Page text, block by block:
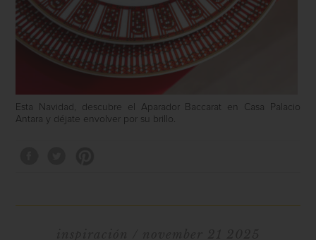
Esta Navidad, descubre el Aparador Baccarat en Casa Palacio
Antara y déjate envolver por su brillo.